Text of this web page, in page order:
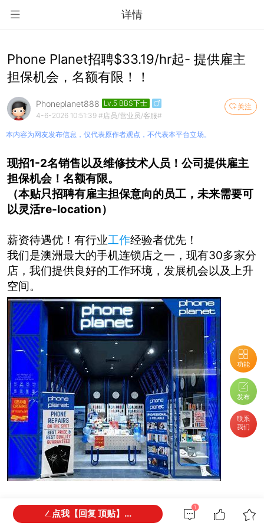
详情
功能
发布
联系
我们
Phone Planet招聘$33.19/hr起- 提供雇主
担保机会，名额有限！！
关注
Phoneplanet888 Lv.5 BBS下士
4-6-2026 10:51:39 #店员/营业员/客服#
本内容为网友发布信息，仅代表原作者观点，不代表本平台立场。
现招1-2名销售以及维修技术人员！公司提供雇主
担保机会！名额有限。
（本贴只招聘有雇主担保意向的员工，未来需要可
以灵活re-location）
薪资待遇优！有行业工作经验者优先 ！
我们是澳洲最大的手机连锁店之一，现有30多家分
店，我们提供良好的工作环境，发展机会以及上升
空间。
1
点我【回复 顶贴】...